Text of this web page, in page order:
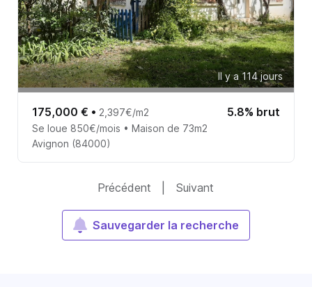
Il y a 114 jours
175,000 € • 2,397€/m2 5.8% brut
Se loue 850€/mois • Maison de 73m2
Avignon (84000)
Précédent Suivant
Sauvegarder la recherche